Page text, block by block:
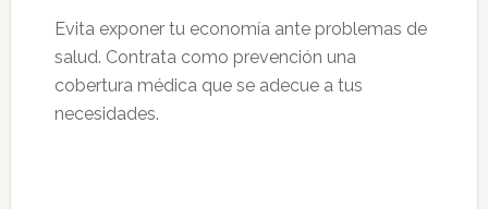
Evita exponer tu economía ante problemas de
salud. Contrata como prevención una
cobertura médica que se adecue a tus
necesidades.